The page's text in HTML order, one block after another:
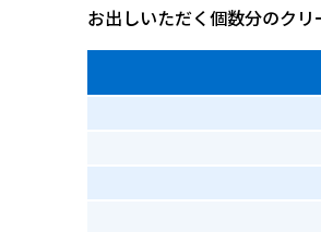
お出しいただく個数分のクリ